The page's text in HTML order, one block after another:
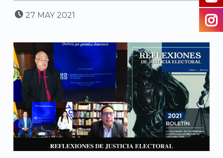
POSTED ON:
27 MAY 2021